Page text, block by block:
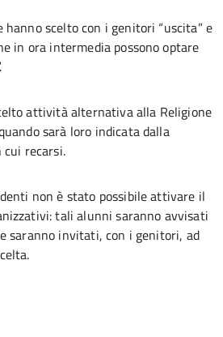
scelto con i genitori “uscita” e
in ora intermedia possono optare
attività alternativa alla Religione
sarà loro indicata dalla
cui recarsi.
non è stato possibile attivare il
tali alunni saranno avvisati
saranno invitati, con i genitori, ad